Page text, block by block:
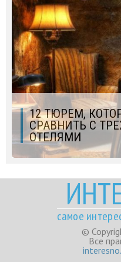
12 ТЮРЕМ,
СРАВНИТЬ С
ОТЕЛЯМИ
самое
©
Все